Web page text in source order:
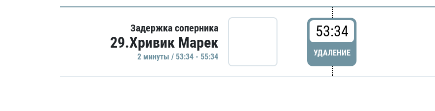
Задержка соперника
29.Хривик Марек
2 минуты / 53:34 - 55:34
53:34
УДАЛЕНИЕ